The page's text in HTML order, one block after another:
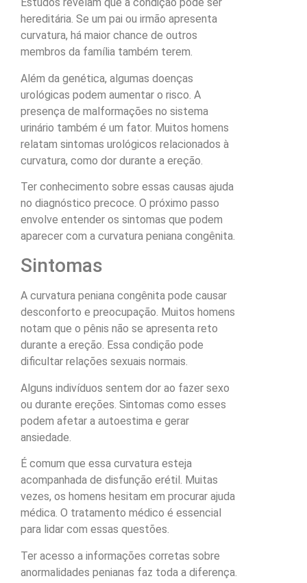
Estudos revelam que a condição pode ser
hereditária. Se um pai ou irmão apresenta
curvatura, há maior chance de outros
membros da família também terem.
Além da genética, algumas doenças
urológicas podem aumentar o risco. A
presença de malformações no sistema
urinário também é um fator. Muitos homens
relatam sintomas urológicos relacionados à
curvatura, como dor durante a ereção.
Ter conhecimento sobre essas causas ajuda
no diagnóstico precoce. O próximo passo
envolve entender os sintomas que podem
aparecer com a curvatura peniana congênita.
Sintomas
A curvatura peniana congênita pode causar
desconforto e preocupação. Muitos homens
notam que o pênis não se apresenta reto
durante a ereção. Essa condição pode
dificultar relações sexuais normais.
Alguns indivíduos sentem dor ao fazer sexo
ou durante ereções. Sintomas como esses
podem afetar a autoestima e gerar
ansiedade.
É comum que essa curvatura esteja
acompanhada de disfunção erétil. Muitas
vezes, os homens hesitam em procurar ajuda
médica. O tratamento médico é essencial
para lidar com essas questões.
Ter acesso a informações corretas sobre
anormalidades penianas faz toda a diferença.